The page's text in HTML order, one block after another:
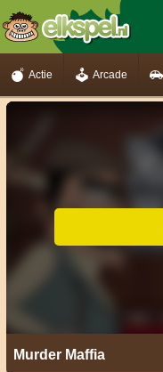
Actie Arcade
Murder Maffia